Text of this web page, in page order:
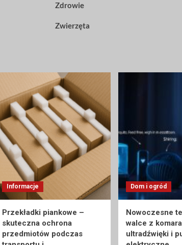
Zdrowie
Zwierzęta
Informacje
Przekładki piankowe –
skuteczna ochrona
przedmiotów podczas
Dom i ogród
Nowoczesne
walce z
ultradźwięki i